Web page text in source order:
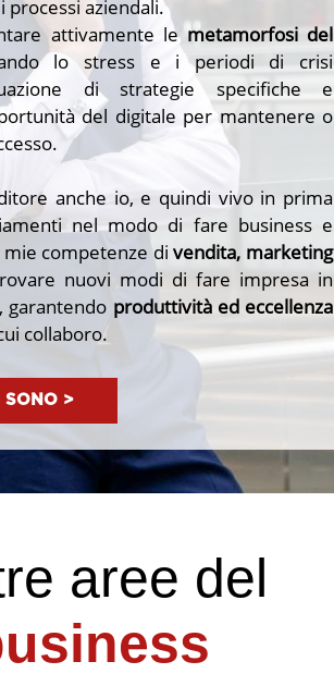
aziendali.
attivamente lemetamorfosi del
lo stress e i periodi di crisi
di strategie specifiche e
del digitale per mantenere o
anche io, e quindi vivo in prima
nel modo di fare business e
competenze divendita, marketing
nuovi modi di fare impresa in
garantendo produttività ed eccellenza
collaboro.
SONO >
aree del